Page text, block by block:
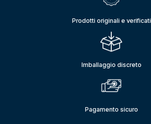
Prodotti originali e verificati
Imballaggio discreto
Pagamento sicuro